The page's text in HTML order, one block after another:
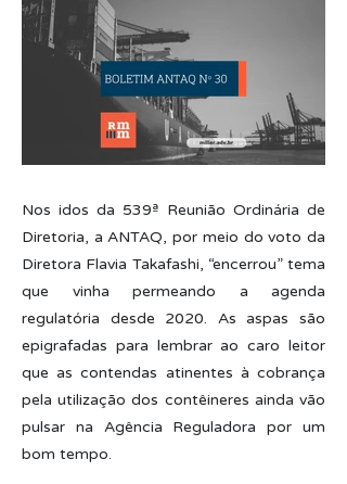
Nos idos da 539ª Reunião Ordinária de
Diretoria, a ANTAQ, por meio do voto da
Diretora Flavia Takafashi, “encerrou” tema
que vinha permeando a agenda
regulatória desde 2020. As aspas são
epigrafadas para lembrar ao caro leitor
que as contendas atinentes à cobrança
pela utilização dos contêineres ainda vão
pulsar na Agência Reguladora por um
bom tempo.